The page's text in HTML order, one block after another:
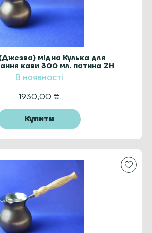
мідна Кулька для
кави 300 мл. патина ZH
В наявності
1930,00 ₴
Купити